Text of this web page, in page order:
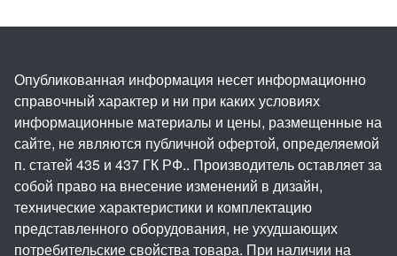
Опубликованная информация несет информационно
справочный характер и ни при каких условиях
информационные материалы и цены, размещенные на
сайте, не являются публичной офертой, определяемой
п. статей 435 и 437 ГК РФ.. Производитель оставляет за
собой право на внесение изменений в дизайн,
технические характеристики и комплектацию
представленного оборудования, не ухудшающих
потребительские свойства товара. При наличии на